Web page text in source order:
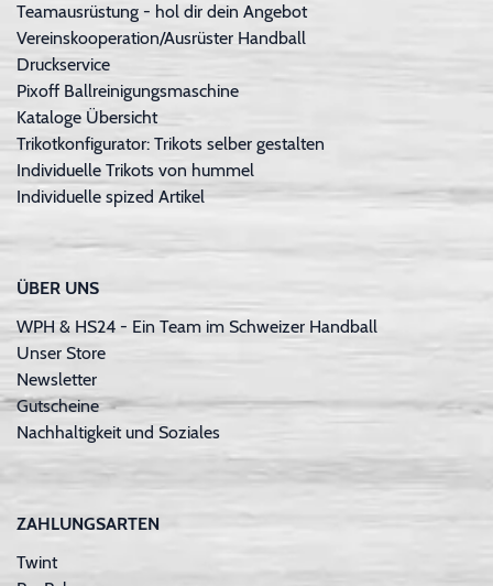
Teamausrüstung - hol dir dein Angebot
Vereinskooperation/Ausrüster Handball
Druckservice
Pixoff Ballreinigungsmaschine
Kataloge Übersicht
Trikotkonfigurator: Trikots selber gestalten
Individuelle Trikots von hummel
Individuelle spized Artikel
ÜBER UNS
WPH & HS24 - Ein Team im Schweizer Handball
Unser Store
Newsletter
Gutscheine
Nachhaltigkeit und Soziales
ZAHLUNGSARTEN
Twint